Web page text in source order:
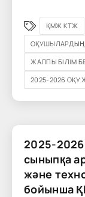
ҚМЖ КТЖ
ОҚУШЫЛАРДЫҢ
ЖАЛПЫ БІЛІМ
2025-2026
2025-
сыныпқа
және
бойынша